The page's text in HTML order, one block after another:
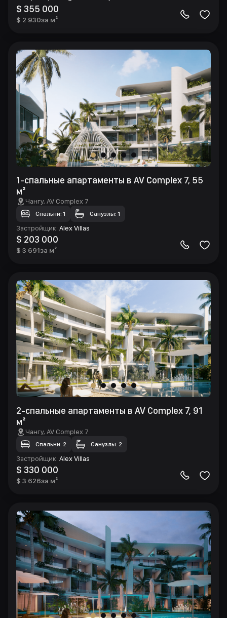
$ 355 000
$ 2 930за м²
1-спальные апартаменты в AV Complex 7, 55
м²
Чангу, AV Complex 7
Спальни: 1 Санузлы: 1
Застройщик: Alex Villas
$ 203 000
$ 3 691за м²
2-спальные апартаменты в AV Complex 7, 91
м²
Чангу, AV Complex 7
Спальни: 2 Санузлы: 2
Застройщик: Alex Villas
$ 330 000
$ 3 626за м²